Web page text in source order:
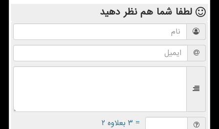
لطفا شما همنظر دهید
= ۳ بعلاوه ۲